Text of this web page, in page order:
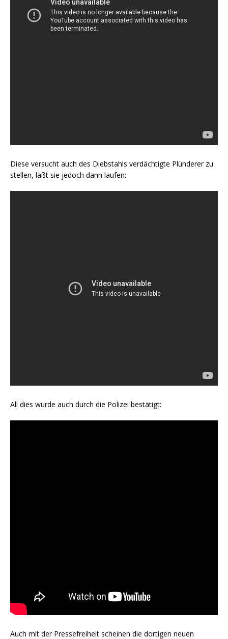
Diese versucht auch des Diebstahls verdächtigte Plünderer zu
stellen, läßt sie jedoch dann laufen:
All dies wurde auch durch die Polizei bestätigt:
Auch mit der Pressefreiheit scheinen die dortigen neuen